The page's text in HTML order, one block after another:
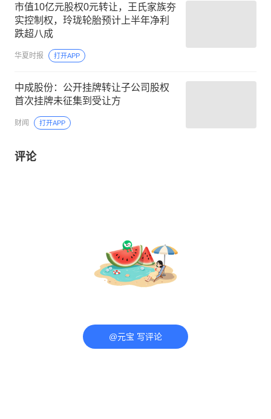
市值10亿元股权0元转让，王氏家族夯
实控制权，玲珑轮胎预计上半年净利
跌超八成
华夏时报 打开APP
中成股份：公开挂牌转让子公司股权
首次挂牌未征集到受让方
财闻 打开APP
评论
@元宝 写评论